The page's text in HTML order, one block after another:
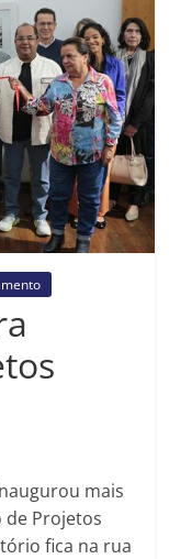
mais
Projetos
fica na rua